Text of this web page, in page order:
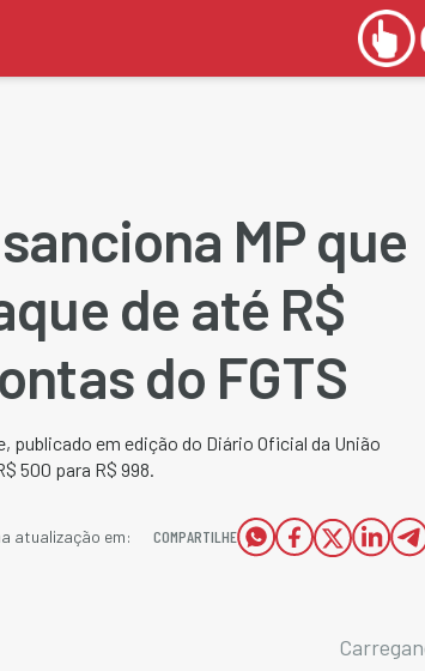
MP que
de até R$
do FGTS
publicado em edição do Diário Oficial da União
500 para R$ 998.
atualização em:
COMPARTILHE